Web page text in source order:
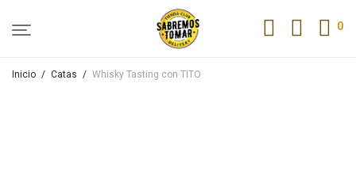
0
Inicio / Catas / Whisky Tasting con TITO